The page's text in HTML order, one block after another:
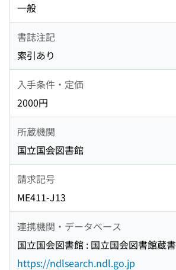
一般
書誌注記
索引あり
入手条件・定価
2000円
所蔵機関
国立国会図書館
請求記号
ME411-J13
連携機関・データベース
国立国会図書館 : 国立国会図書館蔵書
https://ndlsearch.ndl.go.jp